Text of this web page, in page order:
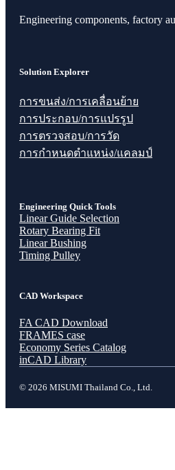
Engineering components, factory
Solution Explorer
การขนส่ง/การเคลื่อนย้าย
การประกอบ/การแปรรูป
การตรวจสอบ/การวัด
การกำหนดตำแหน่ง/แคลมป์
Engineering Quick Tools
Linear Guide Selection
Rotary Bearing Fit
Linear Bushing
Timing Pulley
CAD Workspace
FA CAD Download
FRAMES case
Economy Series Catalog
inCAD Library
© 2026 MISUMI Thailand Co., Ltd.